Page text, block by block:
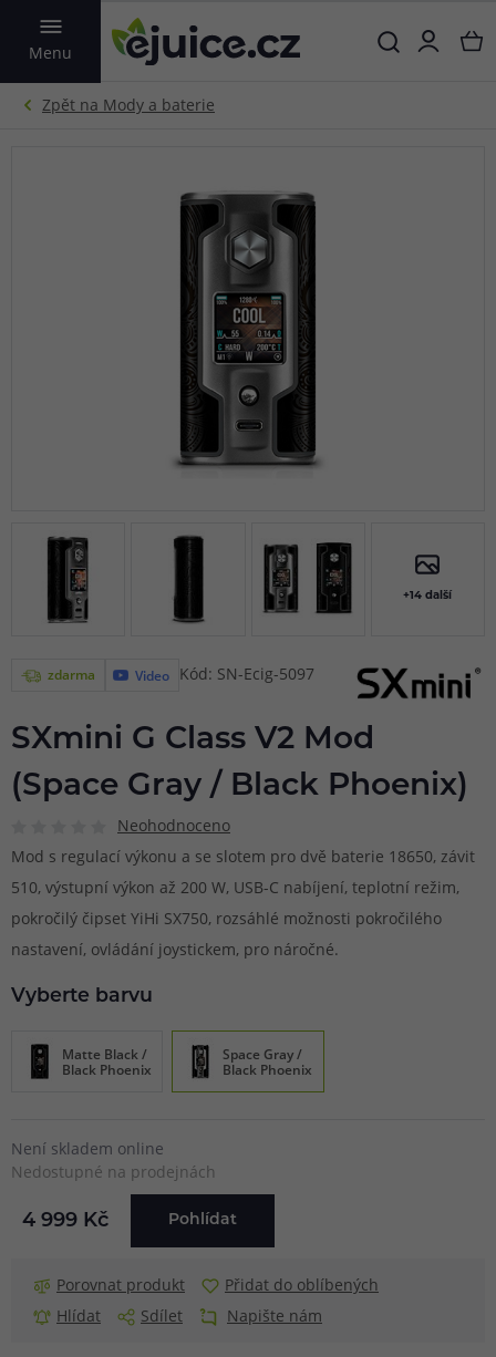
Menu
VYHLEDAT
+14 další
zdarma Video Kód: SN-Ecig-5097
SXmini G Class V2 Mod
(Space Gray / Black Phoenix)
Neohodnoceno
Mod s regulací výkonu a se slotem pro dvě baterie 18650, závit
510, výstupní výkon až 200 W, USB-C nabíjení, teplotní režim,
pokročilý čipset YiHi SX750, rozsáhlé možnosti pokročilého
nastavení, ovládání joystickem, pro náročné.
Vyberte barvu
Matte Black /
Black Phoenix
Space Gray /
Black Phoenix
Není skladem online
Nedostupné na prodejnách
4 999 Kč Pohlídat
Porovnat produkt
Přidat do oblíbených
Hlídat
Sdílet Napište nám